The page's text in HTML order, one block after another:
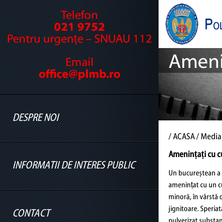
Telefon
021 9752
Pentru urgențe – SNUAU 112
Email
office@plmb.ro
DESPRE NOI
Cine suntem
Legislație
Conducere
INFORMATII DE INTERES PUBLIC
Informatii legislatie
CONTACT
/ ACASA/
Amenințați cu
Un bucureștean
amenințat cu un
minoră, în vârstă
jignitoare.